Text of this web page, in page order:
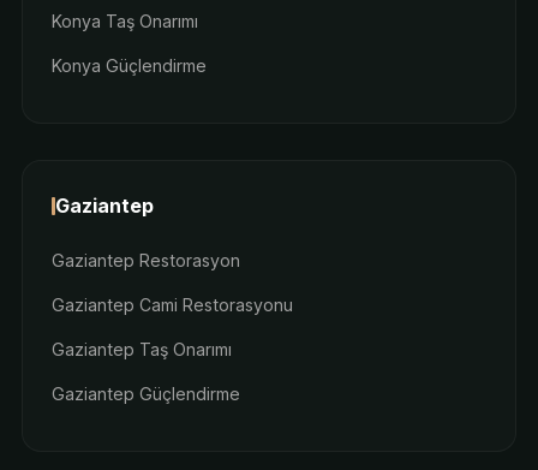
Konya Taş Onarımı
Konya Güçlendirme
Gaziantep
Gaziantep Restorasyon
Gaziantep Cami Restorasyonu
Gaziantep Taş Onarımı
Gaziantep Güçlendirme